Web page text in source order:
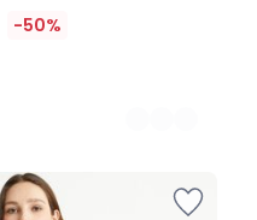
-50%